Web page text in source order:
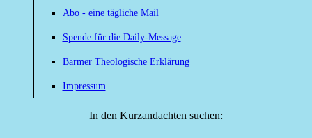
Abo - eine tägliche Mail
Spende für die Daily-Message
Barmer Theologische Erklärung
Impressum
In den Kurzandachten suchen: